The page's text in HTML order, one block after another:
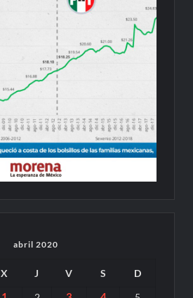
abril 2020
X J V S D